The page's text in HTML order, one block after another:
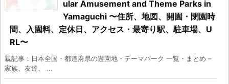
ular Amusement and Theme Parks in
Yamaguchi 〜住所、地図、開園・閉園時
間、入園料、定休日、アクセス・最寄り駅、駐車場、U
RL〜
親記事：日本全国・都道府県の遊園地・テーマパーク 一覧・まとめ –
家族、友達、 ...